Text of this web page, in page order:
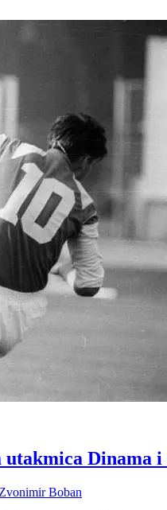
Zvonimir Boban